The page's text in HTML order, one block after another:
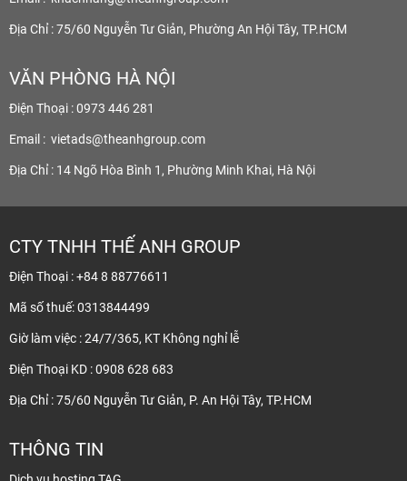
Địa Chỉ : 75/60 Nguyễn Tư Giản, Phường An Hội Tây, TP.HCM
VĂN PHÒNG HÀ NỘI
Điện Thoại : 0973 446 281
Email : vietads@theanhgroup.com
Địa Chỉ : 14 Ngõ Hòa Bình 1, Phường Minh Khai, Hà Nội
CTY TNHH THẾ ANH GROUP
Điện Thoại : +84 8 88776611
Mã số thuế: 0313844499
Giờ làm việc : 24/7/365, KT Không nghỉ lễ
Điện Thoại KD : 0908 628 683
Địa Chỉ : 75/60 Nguyễn Tư Giản, P. An Hội Tây, TP.HCM
THÔNG TIN